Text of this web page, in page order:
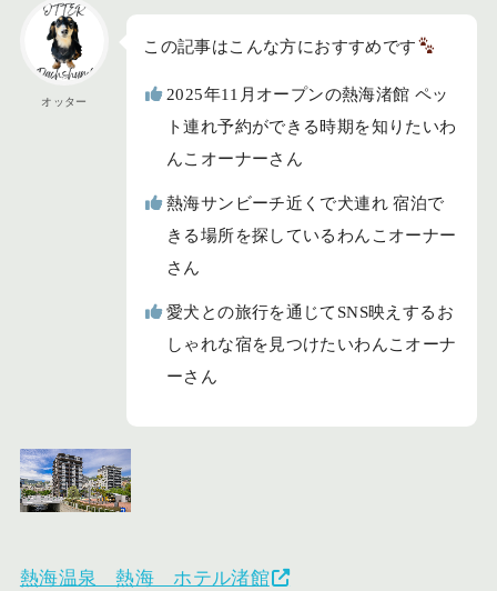
オッター
この記事はこんな方におすすめです
2025年11月オープンの熱海渚館 ペッ
ト連れ予約ができる時期を知りたいわ
んこオーナーさん
熱海サンビーチ近くで犬連れ 宿泊で
きる場所を探しているわんこオーナー
さん
愛犬との旅行を通じてSNS映えするお
しゃれな宿を見つけたいわんこオーナ
ーさん
熱海温泉 熱海 ホテル渚館